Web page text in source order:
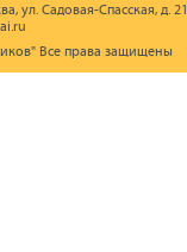
ул. Садовая-Спасская, д.
Все права защищены